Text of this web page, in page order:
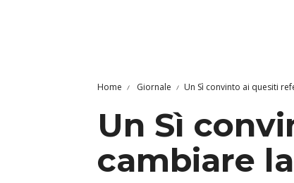
Home Giornale Un Sì convinto ai quesiti
Un Sì
cambiare